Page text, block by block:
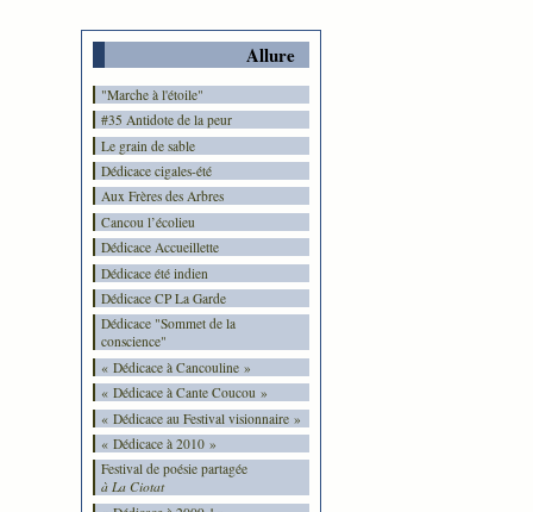
Allure
"Marche à l'étoile"
#35 Antidote de la peur
Le grain de sable
Dédicace cigales-été
Aux Frères des Arbres
Cancou l’écolieu
Dédicace Accueillette
Dédicace été indien
Dédicace CP La Garde
Dédicace "Sommet de la
conscience"
« Dédicace à Cancouline »
« Dédicace à Cante Coucou »
« Dédicace au Festival visionnaire »
« Dédicace à 2010 »
Festival de poésie partagée
à La Ciotat